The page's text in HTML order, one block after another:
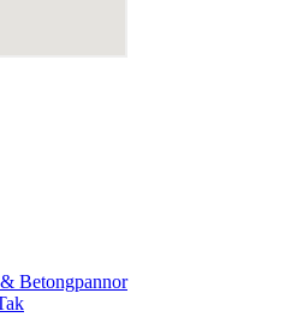
Betongpannor